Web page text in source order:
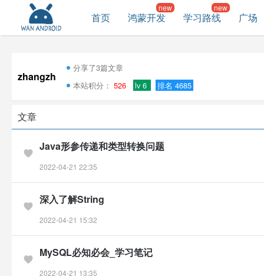
首页 鸿蒙开发 学习路线 广场
zhangzh
分享了3篇文章
本站积分： 526 lv 6 排名 4685
文章
Java形参传递和类型转换问题
2022-04-21 22:35
深入了解String
2022-04-21 15:32
MySQL必知必会_学习笔记
2022-04-21 13:35